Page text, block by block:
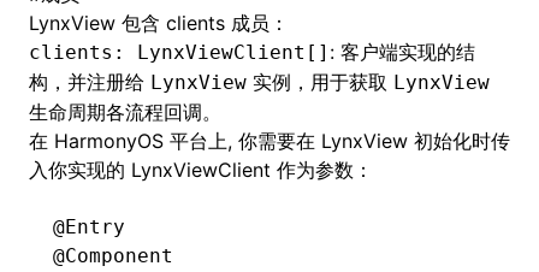
LynxView 包含 clients 成员：
clients: LynxViewClient[] : 客户端实现的结
构，并注册给 LynxView 实例，用于获取 LynxView
生命周期各流程回调。
在 HarmonyOS 平台上, 你需要在 LynxView 初始化时传
入你实现的 LynxViewClient 作为参数：
@Entry
@Component